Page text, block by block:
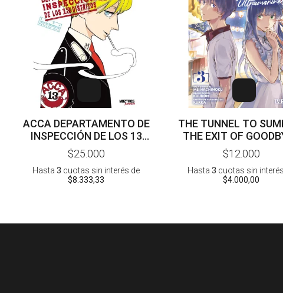
ACCA DEPARTAMENTO DE
INSPECCIÓN DE LOS 13
DISTRITOS 04 - 05 - 06 -
NATSUME ONO
$25.000
Hasta3 cuotas sin interés de
$8.333,33
THE TUNNEL TO
THE EXIT OF
ULTRAMARINE 03 -
HACHIMOKU -
$12.000
Hasta3 cuotas sin interés
$4.000,00